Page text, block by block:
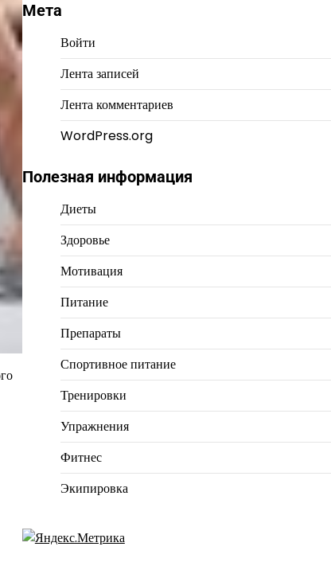
Мета
Войти
Лента записей
Лента комментариев
WordPress.org
Полезная информация
Диеты
Здоровье
Мотивация
Питание
Препараты
Спортивное питание
Тренировки
Упражнения
Фитнес
Экипировка